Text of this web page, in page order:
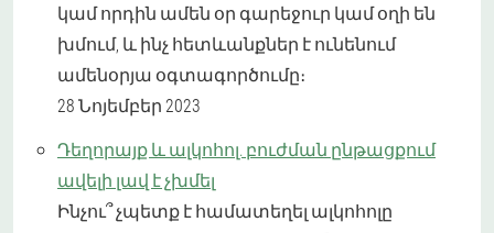
կամ որդին ամեն օր գարեջուր կամ օղի են
խմում, և ինչ հետևանքներ է ունենում
ամենօրյա օգտագործումը։
28 Նոյեմբեր 2023
Դեղորայք և ալկոհոլ. բուժման ընթացքում
ավելի լավ է չխմել
Ինչու՞ չպետք է համատեղել ալկոհոլը